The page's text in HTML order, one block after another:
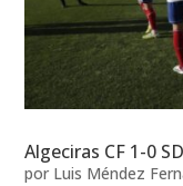
Algeciras CF 1-0
por Luis Méndez